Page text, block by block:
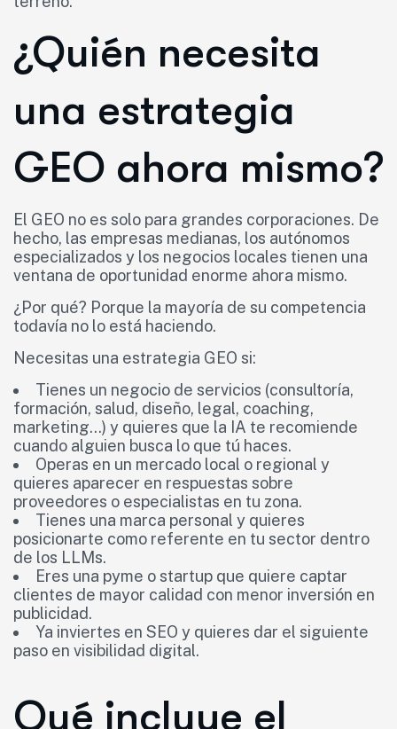
¿Quién necesita
una estrategia
GEO ahora mismo?
El GEO no es solo para grandes corporaciones. De
hecho, las empresas medianas, los autónomos
especializados y los negocios locales tienen una
ventana de oportunidad enorme ahora mismo.
¿Por qué? Porque la mayoría de su competencia
todavía no lo está haciendo.
Necesitas una estrategia GEO si:
Tienes un negocio de servicios (consultoría,
formación, salud, diseño, legal, coaching,
marketing…) y quieres que la IA te recomiende
cuando alguien busca lo que tú haces.
Operas en un mercado local o regional y
quieres aparecer en respuestas sobre
proveedores o especialistas en tu zona.
Tienes una marca personal y quieres
posicionarte como referente en tu sector dentro
de los LLMs.
Eres una pyme o startup que quiere captar
clientes de mayor calidad con menor inversión en
publicidad.
Ya inviertes en SEO y quieres dar el siguiente
paso en visibilidad digital.
Qué incluye el